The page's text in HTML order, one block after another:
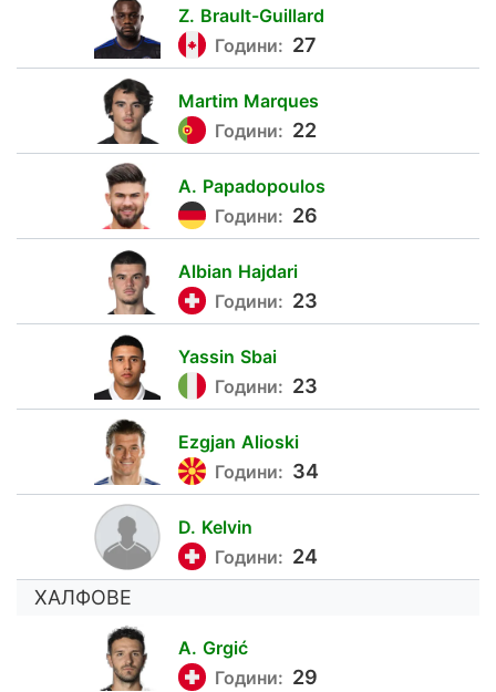
Z. Brault-Guillard
Години: 27
Martim Marques
Години: 22
A. Papadopoulos
Години: 26
Albian Hajdari
Години: 23
Yassin Sbai
Години: 23
Ezgjan Alioski
Години: 34
D. Kelvin
Години: 24
ХАЛФОВЕ
A. Grgić
Години: 29